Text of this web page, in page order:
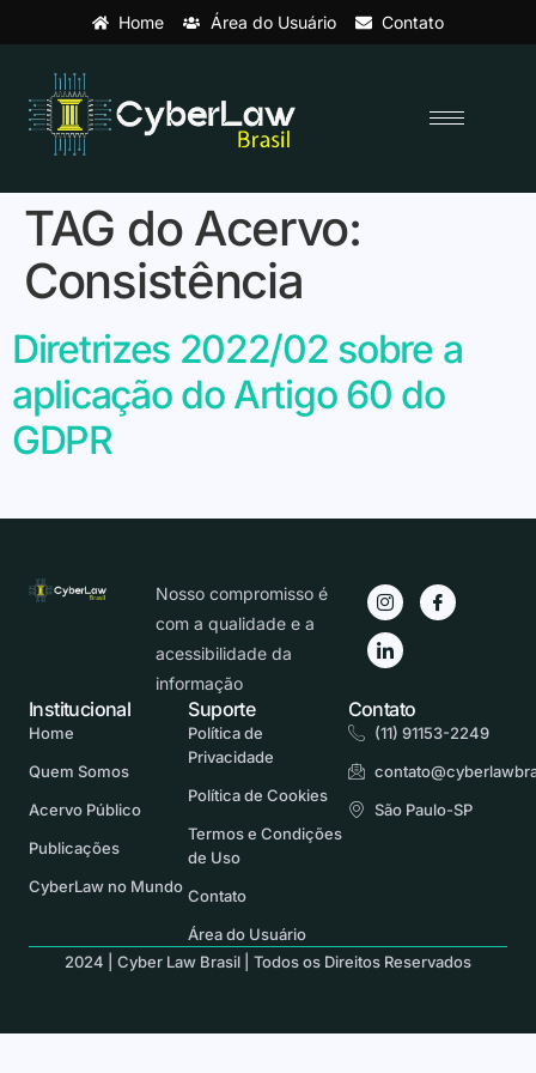
Home Área do Usuário Contato
TAG do Acervo:
Consistência
Diretrizes 2022/02 sobre a
aplicação do Artigo 60 do
GDPR
Nosso compromisso é
com a qualidade e a
acessibilidade da
informação
Suporte
Política de
Privacidade
Política de Cookies
Termos e Condições
de Uso
Contato
Área do Usuário
Contato
(11) 91153-2249
São Paulo-SP
Institucional
Home
Quem Somos
Acervo Público
Publicações
CyberLaw no Mundo
2024 | Cyber Law Brasil | Todos os Direitos Reservados